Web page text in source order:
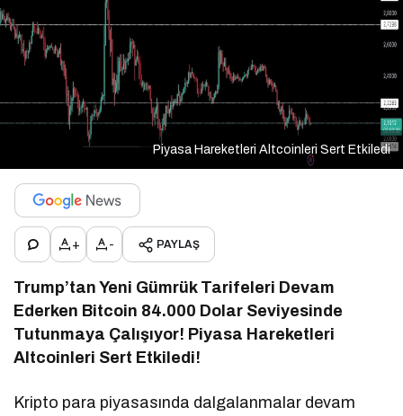
Piyasa Hareketleri Altcoinleri Sert Etkiledi
+ - PAYLAŞ
Trump’tan Yeni Gümrük Tarifeleri Devam
Ederken Bitcoin 84.000 Dolar Seviyesinde
Tutunmaya Çalışıyor! Piyasa Hareketleri
Altcoinleri Sert Etkiledi!
Kripto para piyasasında dalgalanmalar devam